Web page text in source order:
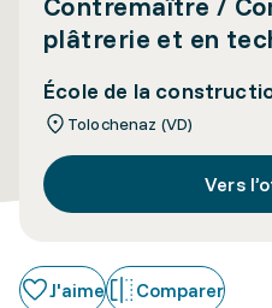
plâtrerie et en
École de la
Tolochenaz (VD)
Vers
J'aime Comparer